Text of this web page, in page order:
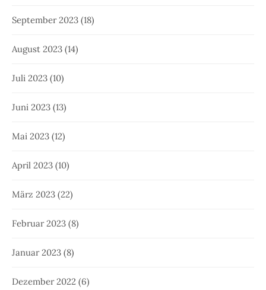
September 2023 (18)
August 2023 (14)
Juli 2023 (10)
Juni 2023 (13)
Mai 2023 (12)
April 2023 (10)
März 2023 (22)
Februar 2023 (8)
Januar 2023 (8)
Dezember 2022 (6)